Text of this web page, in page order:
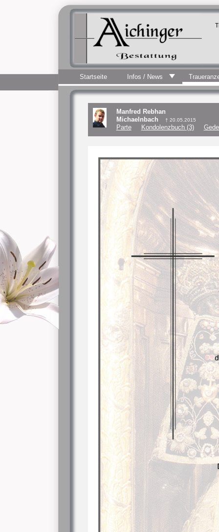
Startseite Infos / News
Manfred Rebhan
Michaelnbach
† 20.05.2015
Parte Kondolenzbuch (3)